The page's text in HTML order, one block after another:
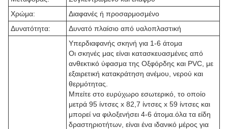
Χρώμα:
Διαφανές ή προσαρμοσμένο
Δυνατότητα:
Δυνατό πλαίσιο από υαλοπλαστική
Υπερδιαφανής σκηνή για 1-6 άτομα
Οι σκηνές μας είναι κατασκευασμένες από
ανθεκτικό ύφασμα της Οξφόρδης και PVC, με
εξαιρετική κατακράτηση ανέμου, νερού και
θερμότητας.
Μπείτε στο ευρύχωρο εσωτερικό, το οποίο
μετρά 95 ίντσες x 82,7 ίντσες x 59 ίντσες και
μπορεί να φιλοξενήσει 4-6 άτομα.όλα τα είδη
δραστηριοτήτων, είναι ένα ιδανικό μέρος για